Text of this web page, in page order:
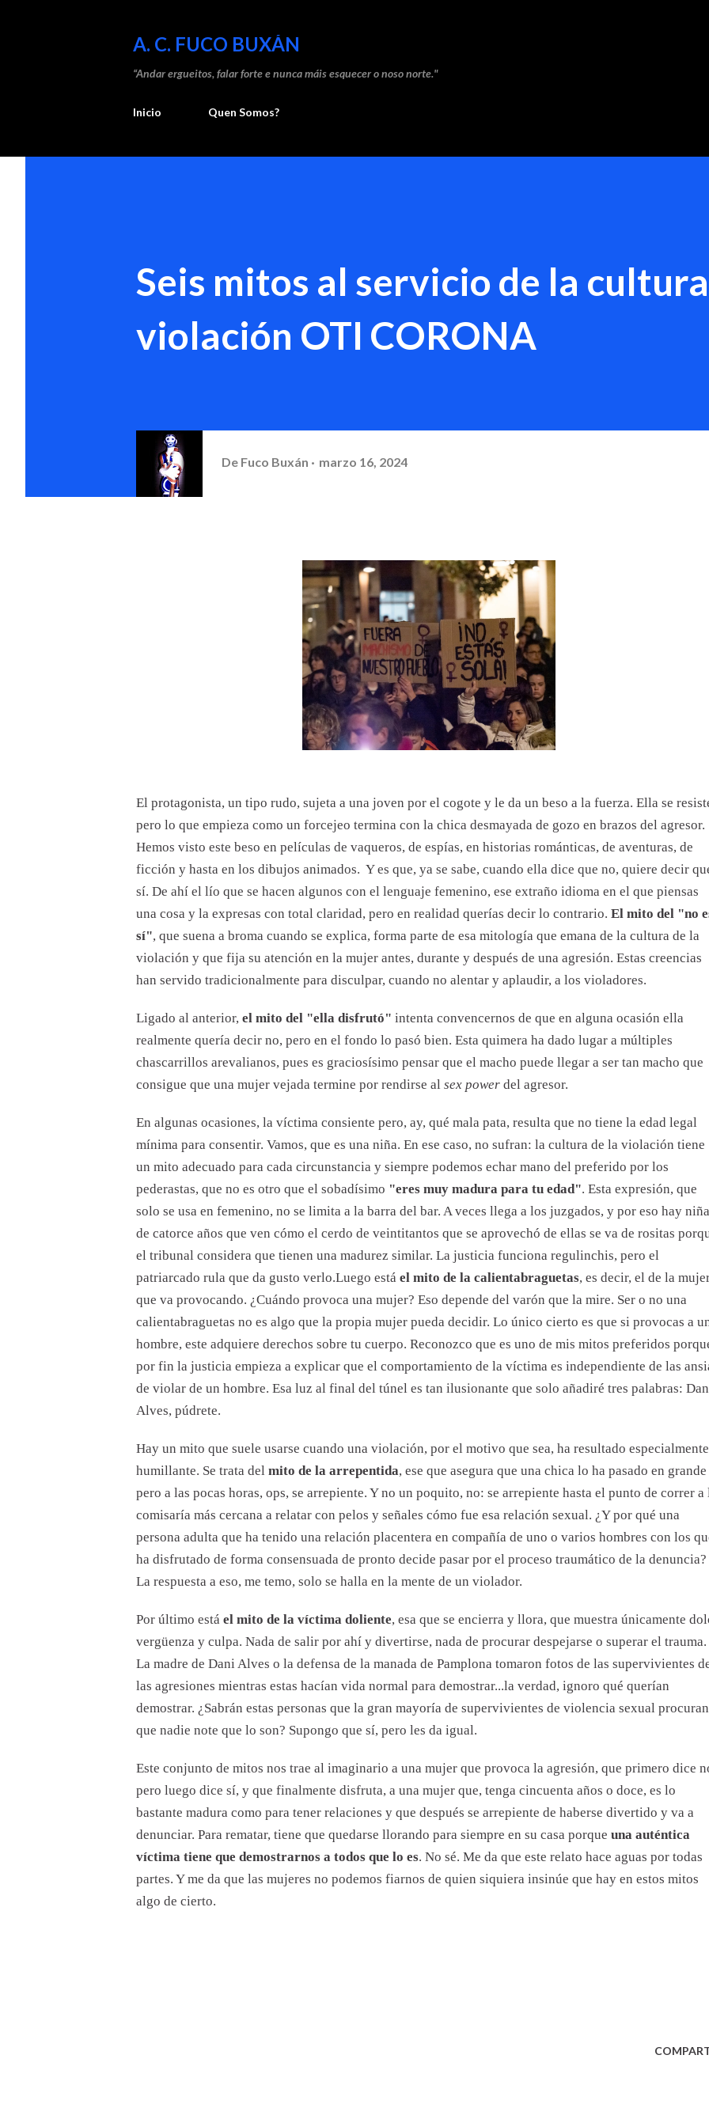
A. C. FUCO BUXÁN
“Andar ergueitos, falar forte e nunca máis esquecer o noso norte."
Inicio Quen Somos?
Seis mitos al servicio de la
violación OTI CORONA
De Fuco Buxán marzo 16, 2024
El protagonista, un tipo rudo, sujeta a una joven por el cogote y le da un beso a la fuerza. Ella se resiste,
pero lo que empieza como un forcejeo termina con la chica desmayada de gozo en brazos del agresor.
Hemos visto este beso en películas de vaqueros, de espías, en historias románticas, de aventuras, de
ficción y hasta en los dibujos animados. Y es que, ya se sabe, cuando ella dice que no, quiere decir
sí. De ahí el lío que se hacen algunos con el lenguaje femenino, ese extraño idioma en el que piensas
una cosa y la expresas con total claridad, pero en realidad querías decir lo contrario. El mito del "no
sí", que suena a broma cuando se explica, forma parte de esa mitología que emana de la cultura de la
violación y que fija su atención en la mujer antes, durante y después de una agresión. Estas creencias
han servido tradicionalmente para disculpar, cuando no alentar y aplaudir, a los violadores.
Ligado al anterior, el mito del "ella disfrutó" intenta convencernos de que en alguna ocasión ella
realmente quería decir no, pero en el fondo lo pasó bien. Esta quimera ha dado lugar a múltiples
chascarrillos arevalianos, pues es graciosísimo pensar que el macho puede llegar a ser tan macho que
consigue que una mujer vejada termine por rendirse al sex power del agresor.
En algunas ocasiones, la víctima consiente pero, ay, qué mala pata, resulta que no tiene la edad legal
mínima para consentir. Vamos, que es una niña. En ese caso, no sufran: la cultura de la violación tiene
un mito adecuado para cada circunstancia y siempre podemos echar mano del preferido por los
pederastas, que no es otro que el sobadísimo "eres muy madura para tu edad". Esta expresión, que
solo se usa en femenino, no se limita a la barra del bar. A veces llega a los juzgados, y por eso hay
de catorce años que ven cómo el cerdo de veintitantos que se aprovechó de ellas se va de rositas
el tribunal considera que tienen una madurez similar. La justicia funciona regulinchis, pero el
patriarcado rula que da gusto verlo.Luego está el mito de la calientabraguetas, es decir, el de la
que va provocando. ¿Cuándo provoca una mujer? Eso depende del varón que la mire. Ser o no una
calientabraguetas no es algo que la propia mujer pueda decidir. Lo único cierto es que si provocas a
hombre, este adquiere derechos sobre tu cuerpo. Reconozco que es uno de mis mitos preferidos
por fin la justicia empieza a explicar que el comportamiento de la víctima es independiente de las
de violar de un hombre. Esa luz al final del túnel es tan ilusionante que solo añadiré tres palabras:
Alves, púdrete.
Hay un mito que suele usarse cuando una violación, por el motivo que sea, ha resultado especialmente
humillante. Se trata del mito de la arrepentida, ese que asegura que una chica lo ha pasado en grande
pero a las pocas horas, ops, se arrepiente. Y no un poquito, no: se arrepiente hasta el punto de correr a
comisaría más cercana a relatar con pelos y señales cómo fue esa relación sexual. ¿Y por qué una
persona adulta que ha tenido una relación placentera en compañía de uno o varios hombres con los
ha disfrutado de forma consensuada de pronto decide pasar por el proceso traumático de la denuncia?
La respuesta a eso, me temo, solo se halla en la mente de un violador.
Por último está el mito de la víctima doliente, esa que se encierra y llora, que muestra únicamente
vergüenza y culpa. Nada de salir por ahí y divertirse, nada de procurar despejarse o superar el trauma.
La madre de Dani Alves o la defensa de la manada de Pamplona tomaron fotos de las supervivientes
las agresiones mientras estas hacían vida normal para demostrar...la verdad, ignoro qué querían
demostrar. ¿Sabrán estas personas que la gran mayoría de supervivientes de violencia sexual procuran
que nadie note que lo son? Supongo que sí, pero les da igual.
Este conjunto de mitos nos trae al imaginario a una mujer que provoca la agresión, que primero dice
pero luego dice sí, y que finalmente disfruta, a una mujer que, tenga cincuenta años o doce, es lo
bastante madura como para tener relaciones y que después se arrepiente de haberse divertido y va a
denunciar. Para rematar, tiene que quedarse llorando para siempre en su casa porque una auténtica
víctima tiene que demostrarnos a todos que lo es. No sé. Me da que este relato hace aguas por todas
partes. Y me da que las mujeres no podemos fiarnos de quien siquiera insinúe que hay en estos mitos
algo de cierto.